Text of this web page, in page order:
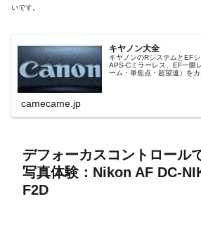
いです。
キヤノン大全
キヤノンのRシステムとEF
APS-Cミラーレス、EF一眼
ーム・単焦点・超望遠）を
camecame.jp
デフォーカスコントロール
写真体験：Nikon AF DC-
F2D